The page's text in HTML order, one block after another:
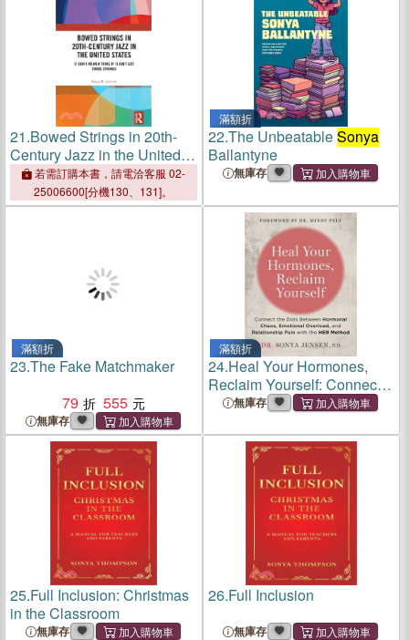
21.Bowed Strings in 20th-
Century Jazz in the United
States: It Don't Mean a Thing
If It Ain't Got Those Strings:
若需訂購本書，請電洽客服 02-
25006600[分機130、131]。
滿額折
22.The UnbeatableSonya
Ballantyne
無庫存
滿額折
23.The Fake Matchmaker
79
555
無庫存
滿額折
24.Heal Your Hormones,
Reclaim Yourself: Connect
the Dots Between Hormonal
and Relationship Pain with
the Her Method
無庫存
25.Full Inclusion: Christmas
in the Classroom
無庫存
26.Full Inclusion
無庫存